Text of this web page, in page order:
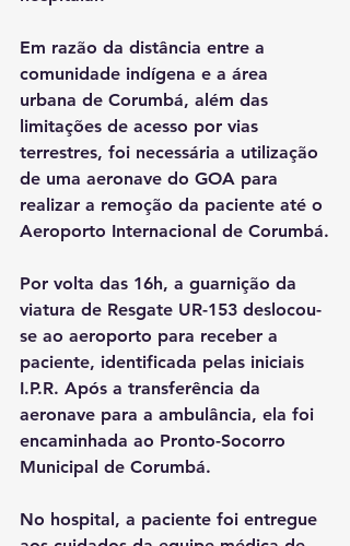
Em razão da distância entre a
comunidade indígena e a área
urbana de Corumbá, além das
limitações de acesso por vias
terrestres, foi necessária a utilização
de uma aeronave do GOA para
realizar a remoção da paciente até o
Aeroporto Internacional de Corumbá.
Por volta das 16h, a guarnição da
viatura de Resgate UR-153 deslocou-
se ao aeroporto para receber a
paciente, identificada pelas iniciais
I.P.R. Após a transferência da
aeronave para a ambulância, ela foi
encaminhada ao Pronto-Socorro
Municipal de Corumbá.
No hospital, a paciente foi entregue